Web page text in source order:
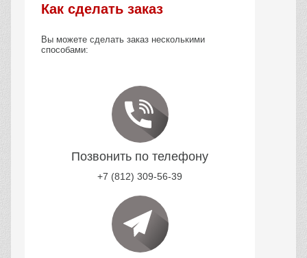
Как сделать заказ
Вы можете сделать заказ несколькими
способами:
Позвонить по телефону
+7 (812) 309-56-39